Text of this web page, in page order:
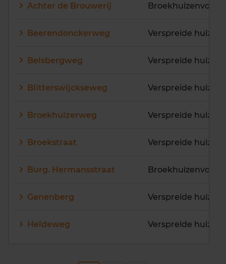
Q
R S U
V
Achter de Brouwerij Broekhuizenvorst
Beerendonckerweg
Belsbergweg
Blitterswijckseweg
Broekhuizerweg
Broekstraat
Burg. Hermansstraat Broekhuizenvorst
Genenberg
Heideweg